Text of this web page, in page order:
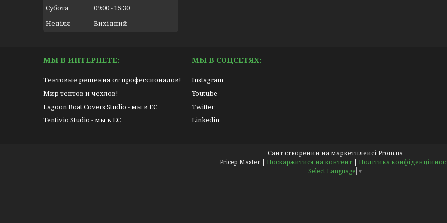
Субота 09:00 15:30
Неділя
Вихідний
МЫ В ИНТЕРНЕТЕ:
Тентовые решения от профессионалов!
Мир тентов и чехлов!
Lagoon Boat Covers Studio - мы в ЕС
Tentivio Studio - мы в ЕС
МЫ В СОЦСЕТЯХ:
Instagram
Youtube
Twitter
Linkedin
Сайт створений на маркетплейсі Prom.ua
Pricep Master | Поскаржитися на контент | Політика
Select Language ▼